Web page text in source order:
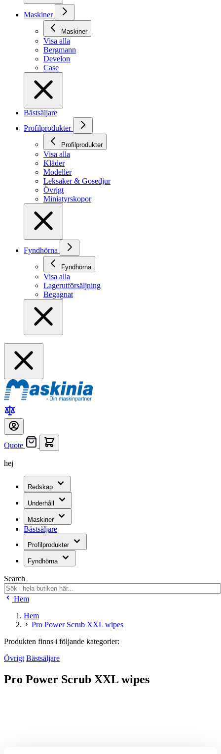
Maskiner
Maskiner
Visa alla
Bergmann
Develon
Case
Bästsäljare
Profilprodukter
Profilprodukter
Visa alla
Kläder
Modeller
Leksaker & Gosedjur
Övrigt
Miniatyrskopor
Fyndhörna
Fyndhörna
Visa alla
Lagerutförsäljning
Begagnat
Quote
hej
Redskap
Underhåll
Maskiner
Bästsäljare
Profilprodukter
Fyndhörna
Search
Hem
Hem
Pro Power Scrub XXL wipes
Produkten finns i följande kategorier:
Övrigt Bästsäljare
Pro Power Scrub XXL wipes